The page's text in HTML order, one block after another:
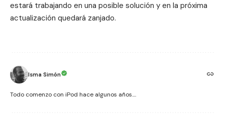
estará trabajando en una posible solución y en la próxima
actualización quedará zanjado.
Isma Simón
Todo comenzo con iPod hace algunos años....